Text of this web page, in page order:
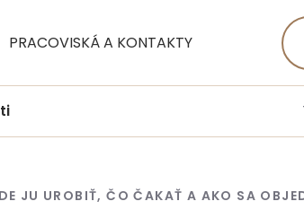
PRACOVISKÁ A KONTAKTY
JU UROBIŤ, ČO ČAKAŤ A AKO SA